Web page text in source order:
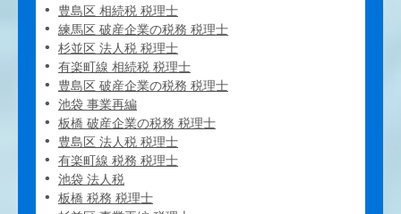
豊島区 相続税 税理士
練馬区 破産企業の税務 税理士
杉並区 法人税 税理士
有楽町線 相続税 税理士
豊島区 破産企業の税務 税理士
池袋 事業再編
板橋 破産企業の税務 税理士
豊島区 法人税 税理士
有楽町線 税務 税理士
池袋 法人税
板橋 税務 税理士